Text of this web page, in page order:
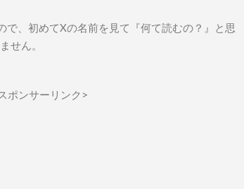
で、初めてXの名前を見て『何て読むの？』と思
せん。
ポンサーリンク>